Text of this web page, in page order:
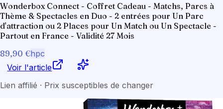
Wonderbox Connect - Coffret Cadeau - Matchs, Parcs à
Thème & Spectacles en Duo - 2 entrées pour Un Parc
d'attraction ou 2 Places pour Un Match ou Un Spectacle -
Partout en France - Validité 27 Mois
89,90 €hpc
Voir l'article
Lien affilié · Prix susceptibles de changer